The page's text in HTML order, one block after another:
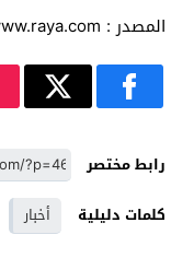
المصدر : www.raya.com
رابط مختصر
كلمات دليلية
أخبار